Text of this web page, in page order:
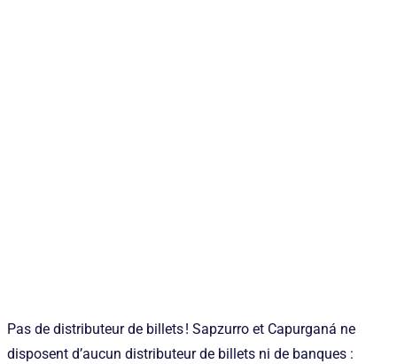
Pas de distributeur de billets ! Sapzurro et Capurganá ne
disposent d’aucun distributeur de billets ni de banques :